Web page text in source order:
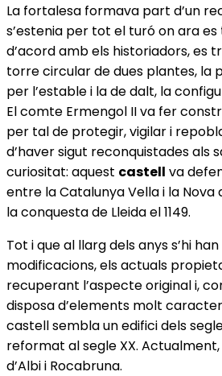
La fortalesa formava part d’un
s’estenia per tot el turó on ara
d’acord amb els historiadors, es
torre circular de dues plantes, la
per l’estable i la de dalt, la
El comte Ermengol II va fer
per tal de protegir, vigilar i
d’haver sigut reconquistades als
curiositat: aquest castell va
entre la Catalunya Vella i la Nova
la conquesta de Lleida el 1149.
Tot i que al llarg dels anys s’hi
modificacions, els actuals
recuperant l’aspecte original i,
disposa d’elements molt
castell sembla un edifici dels
reformat al segle XX.
d’Albi i Rocabruna.